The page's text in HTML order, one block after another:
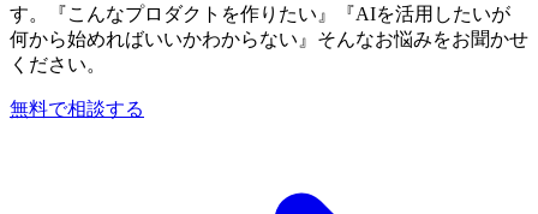
す。『こんなプロダクトを作りたい』『AIを活用したいが
何から始めればいいかわからない』そんなお悩みをお聞かせ
ください。
無料で相談する